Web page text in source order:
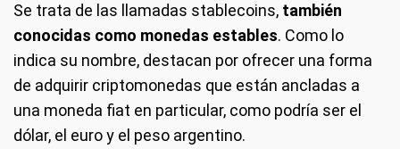
Se trata de las llamadas stablecoins, también
conocidas como monedas estables. Como lo
indica su nombre, destacan por ofrecer una forma
de adquirir criptomonedas que están ancladas a
una moneda fiat en particular, como podría ser el
dólar, el euro y el peso argentino.